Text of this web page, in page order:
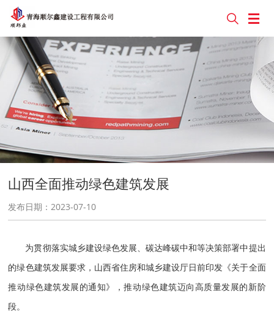
 
山西全面推动绿色建筑发展
发布日期：2023-07-10
为贯彻落实城乡建设绿色发展、碳达峰碳中和等决策部署中提出
的绿色建筑发展要求，山西省住房和城乡建设厅日前印发《关于全面
推动绿色建筑发展的通知》，推动绿色建筑迈向高质量发展的新阶
段。